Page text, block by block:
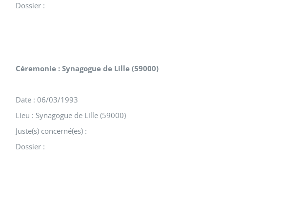
Dossier :
Céremonie : Synagogue de Lille (59000)
Date : 06/03/1993
Lieu : Synagogue de Lille (59000)
Juste(s) concerné(es) :
Dossier :